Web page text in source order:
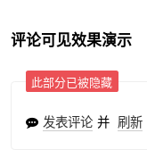
评论可见效果演示
此部分已被隐藏
发表评论 并 刷新